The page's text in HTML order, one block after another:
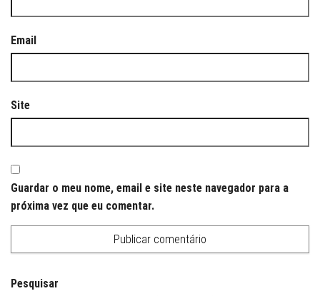
Email
Site
Guardar o meu nome, email e site neste navegador para a
próxima vez que eu comentar.
Pesquisar